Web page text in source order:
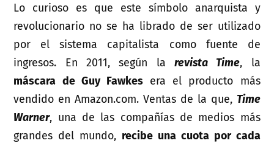
Lo curioso es que este símbolo anarquista y
revolucionario no se ha librado de ser utilizado
por el sistema capitalista como fuente de
ingresos. En 2011, según la revista Time, la
máscara de Guy Fawkesera el producto más
vendido en Amazon.com. Ventas de la que, Time
Warner, una de las compañías de medios más
grandes del mundo, recibe una cuota por cada